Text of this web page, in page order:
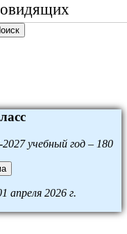
учебный год – 180
апреля 2026 г.